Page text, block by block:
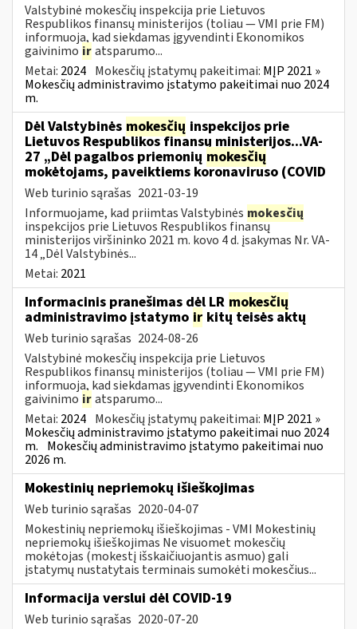
Valstybinė mokesčių inspekcija prie Lietuvos
Respublikos finansų ministerijos (toliau — VMI prie FM)
informuoja, kad siekdamas įgyvendinti Ekonomikos
gaivinimo iratsparumo...
Metai: 2024 Mokesčių įstatymų pakeitimai: MĮP 2021 »
Mokesčių administravimo įstatymo pakeitimai nuo 2024
m.
Dėl Valstybinės mokesčių inspekcijos prie
Lietuvos Respublikos finansų ministerijos...VA-
27 „Dėl pagalbos priemonių mokesčių
mokėtojams, paveiktiems koronaviruso (COVID
Web turinio sąrašas 2021-03-19
Informuojame, kad priimtas Valstybinės mokesčių
inspekcijos prie Lietuvos Respublikos finansų
ministerijos viršininko 2021 m. kovo 4 d. įsakymas Nr. VA-
14 „Dėl Valstybinės...
Metai: 2021
Informacinis pranešimas dėl LR mokesčių
administravimo įstatymo ir kitų teisės aktų
Web turinio sąrašas 2024-08-26
Valstybinė mokesčių inspekcija prie Lietuvos
Respublikos finansų ministerijos (toliau — VMI prie FM)
informuoja, kad siekdamas įgyvendinti Ekonomikos
gaivinimo iratsparumo...
Metai: 2024 Mokesčių įstatymų pakeitimai: MĮP 2021 »
Mokesčių administravimo įstatymo pakeitimai nuo 2024
m. Mokesčių administravimo įstatymo pakeitimai nuo
2026 m.
Mokestinių nepriemokų išieškojimas
Web turinio sąrašas 2020-04-07
Mokestinių nepriemokų išieškojimas - VMI Mokestinių
nepriemokų išieškojimas Ne visuomet mokesčių
mokėtojas (mokestį išskaičiuojantis asmuo) gali
įstatymų nustatytais terminais sumokėti mokesčius...
Informacija verslui dėl COVID-19
Web turinio sąrašas 2020-07-20